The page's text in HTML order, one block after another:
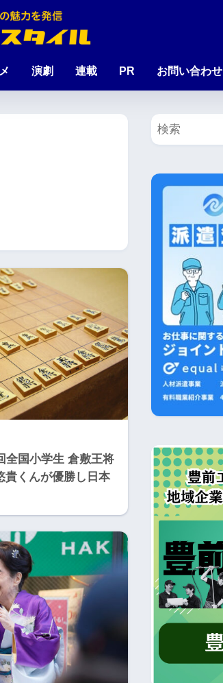
演劇 連載 PR お問い合わせ
全国小学生 倉敷王将
貴くんが優勝し日本